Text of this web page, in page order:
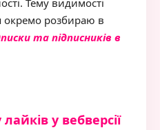
Тему видимості
окремо розбираю в
та підписників в
у вебверсії